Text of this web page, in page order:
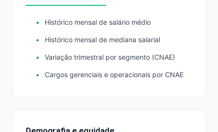
Histórico mensal de salário médio
Histórico mensal de mediana salarial
Variação trimestral por segmento (CNAE)
Cargos gerenciais e operacionais por CNAE